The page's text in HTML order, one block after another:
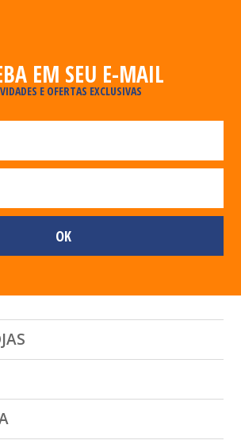
EM SEU E-MAIL
E OFERTAS EXCLUSIVAS